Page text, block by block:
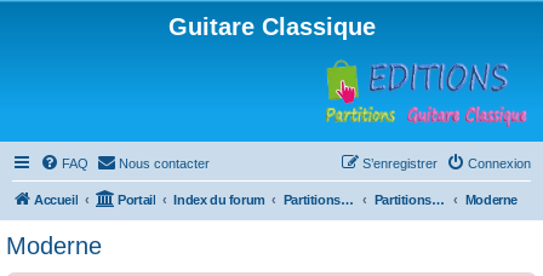
Guitare Classique
FAQ Nous contacter Connexion
S’enregistrer
Accueil Portail Index du forum Partitions pour guitare en libre téléchargement Partitions classées par compositeur Moderne
Moderne